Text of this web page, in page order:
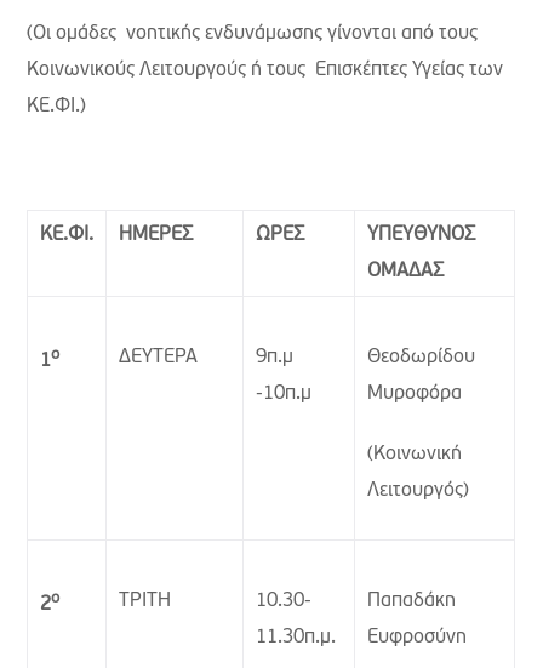
(Οι ομάδες νοητικής ενδυνάμωσης γίνονται από τους
Κοινωνικούς Λειτουργούς ή τους Επισκέπτες Υγείας των
ΚΕ.ΦΙ.)
ΚΕ.ΦΙ. ΗΜΕΡΕΣ ΩΡΕΣ
ΥΠΕΥΘΥΝΟΣ
ΟΜΑΔΑΣ
1ο ΔΕΥΤΕΡΑ
9π.μ
-10π.μ
Θεοδωρίδου
Μυροφόρα
(Κοινωνική
Λειτουργός)
2ο ΤΡΙΤΗ
10.30-
11.30π.μ.
Παπαδάκη
Ευφροσύνη